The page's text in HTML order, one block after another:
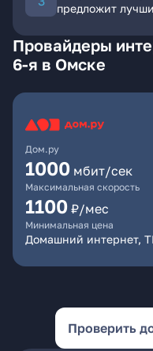
предложит
Провайдеры
6-я в Омске
Дом.ру
1000 мбит/сек
Максимальная скорость
1100 ₽/мес
Минимальная цена
Домашний интернет,
Проверить